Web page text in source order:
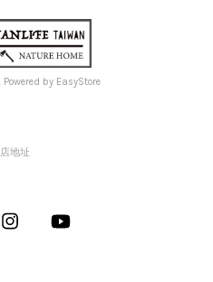
by EasyStore
地址
Instagram